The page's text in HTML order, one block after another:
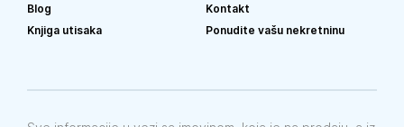
Blog
Kontakt
Knjiga utisaka
Ponudite vašu nekretninu